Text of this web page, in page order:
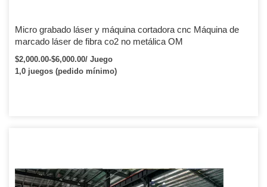
Micro grabado láser y máquina cortadora cnc Máquina de
marcado láser de fibra co2 no metálica OM
$2,000.00-$6,000.00/ Juego
1,0 juegos (pedido mínimo)